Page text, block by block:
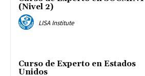
(Nivel 2)
LISA Institute
Curso de Experto en Estados
Unidos